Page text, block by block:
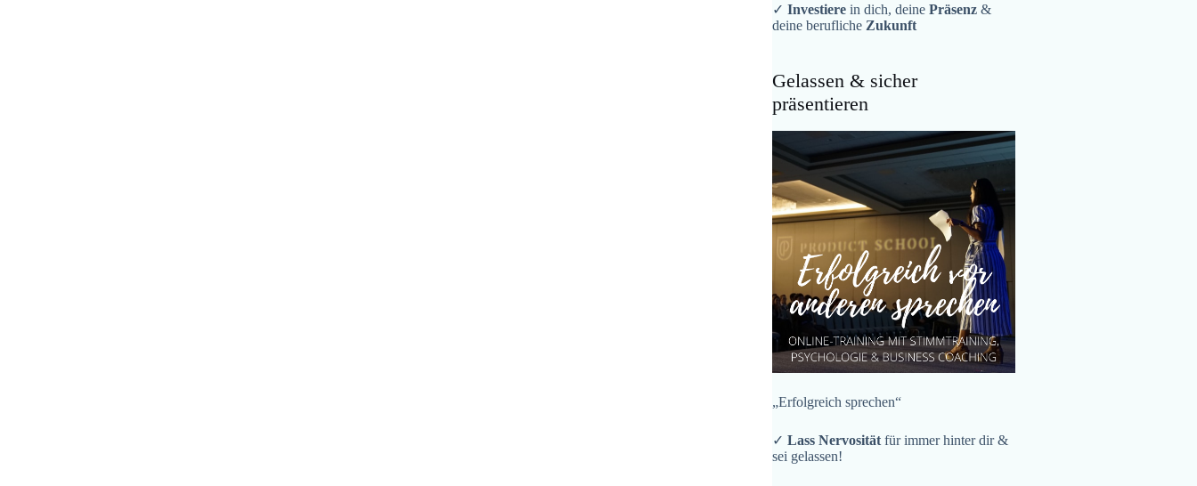
✓Investiere in dich, deinePräsenz &
deine berufliche Zukunft
Gelassen & sicher
präsentieren
„Erfolgreich sprechen“
✓Lass Nervosität für immer hinter dir &
sei gelassen!